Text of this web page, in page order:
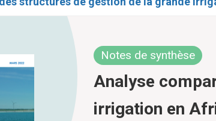
Notes de synthèse
Analyse
irrigation en